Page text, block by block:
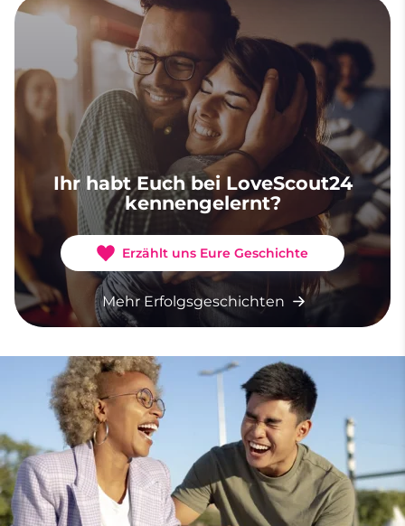
Ihr habt Euch bei LoveScout24
kennengelernt?
Erzählt uns Eure Geschichte
Mehr Erfolgsgeschichten